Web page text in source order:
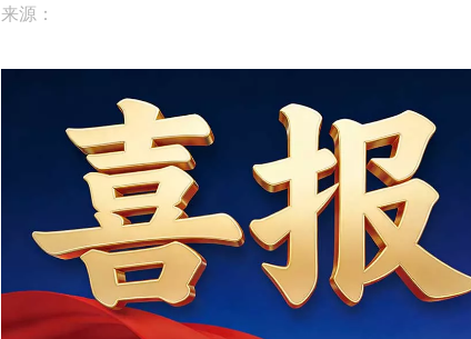
来源：